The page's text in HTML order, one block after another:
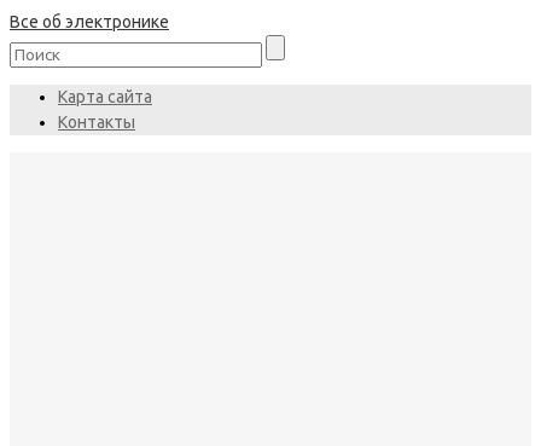
Все об электронике
Карта сайта
Контакты